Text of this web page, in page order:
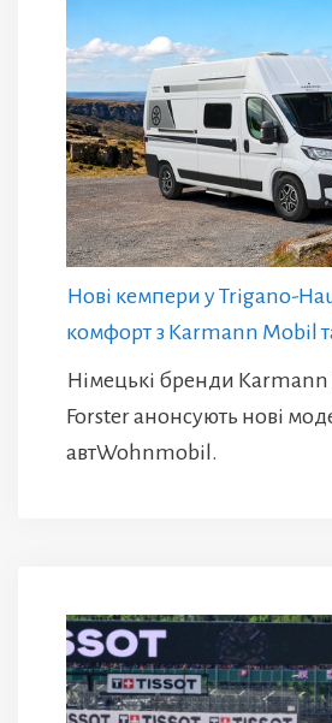
Нові кемпери у Trigano-
комфорт з Karmann Mobil
Німецькі бренди Karmann
Forster анонсують нові
автWohnmobil.